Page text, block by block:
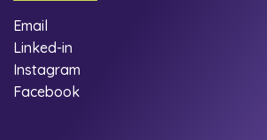
Email
Linked-in
Instagram
Facebook